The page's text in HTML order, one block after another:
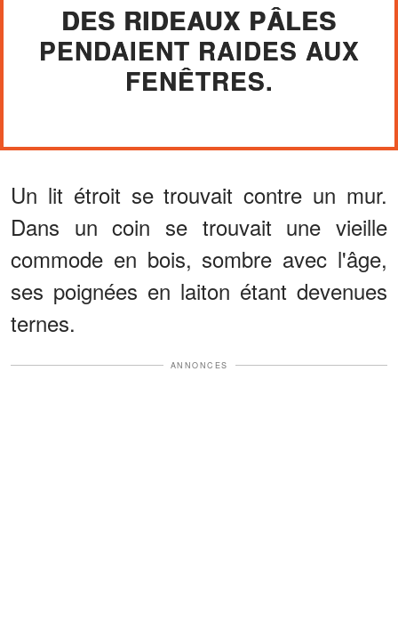
DES RIDEAUX PÂLES
PENDAIENT RAIDES AUX
FENÊTRES.
Un lit étroit se trouvait contre un mur.
Dans un coin se trouvait une vieille
commode en bois, sombre avec l'âge,
ses poignées en laiton étant devenues
ternes.
ANNONCES